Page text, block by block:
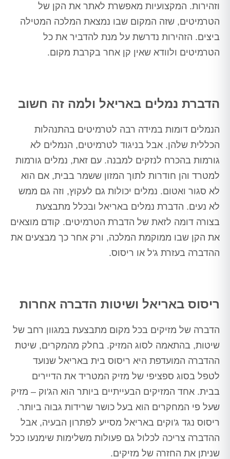
וזהירות. המקצועיות מאפשרת לאתר את הקן של
הטרמיטים, שזה המקום שבו נמצאת המלכה המטילה
ביצים. הזהירות נדרשת על מנת להדביר את כל
הטרמיטים ולוודא שאין קן אחר בקרבת מקום.
הדברת נמלים באריאל ולמה זה חשוב
הנמלים דומות במידה רבה לטרמיטים בהתנהלות
הכללית שלהן. אבל בניגוד לטרמיטים, הנמלים לא
גורמות בהכרח לנזקים למבנה. עם זאת, נמלים גורמות
למטרד והן חודרות לתוך המזון ששמר בבית, אם הוא
לא סגור ואטום. נמלים יכולות גם לעקוץ, וזה גם ממש
לא נעים. הדברת נמלים באריאל ובכלל מתבצעת
בצורה דומה לזאת של הדברת הטרמיטים. קודם מוצאים
את הקן שבו ממוקמת המלכה, ורק אחר כך מבצעים את
ההדברה בעזרת ג'ל או ריסוס.
ריסוס באריאל ושיטות הדברה אחרות
הדברה של מזיקים בכל מקום מתבצעת במגוון רחב של
שיטות, בהתאמה לסוג המזיק. בחלק מהמקרים, שיטת
ההדברה המועדפת היא ריסוס בית באריאל שנועד
לטפל בסוג ספציפי של מזיק המטריד את הדיירים
בבית. אחד המזיקים הבעייתיים ביותר הוא הג'וק – מזיק
שעל פי המחקרים הוא בעל כושר שרידות גבוה ביותר.
ריסוס נגד ג'וקים באריאל מסייע לפתרון הבעיה, אבל
ההדברה צריכה לכלול גם פעולות משלימות שימנעו ככל
שניתן את החזרה של מזיקים.